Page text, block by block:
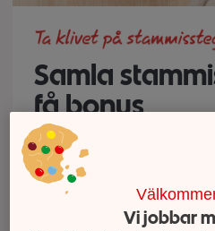
Samla
få bonus
Som stammis får du
och mer därtill! Här tipsar
du kan samla
Vi jobbar